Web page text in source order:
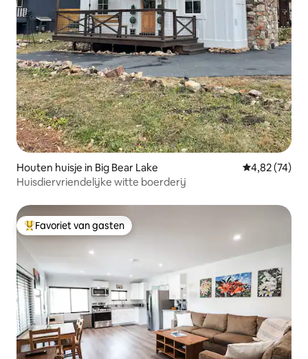
Houten huisje in Big Bear Lake Gemiddelde
4,82 (74)
Huisdiervriendelijke witte boerderij
Topfavoriet van gasten
Favoriet van gasten